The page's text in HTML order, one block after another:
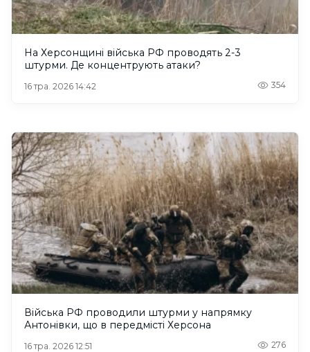
На Херсонщині війська РФ проводять 2-3
штурми. Де концентрують атаки?
16 тра. 2026 14:42 354
Війська РФ проводили штурми у напрямку
Антонівки, що в передмісті Херсона
16 тра. 2026 12:51 276